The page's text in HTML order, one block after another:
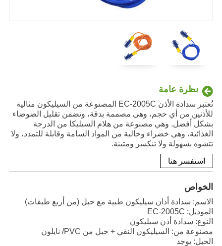
نظرة عامة
تُعتبر سدادة الأذن EC-2005C المصنوعة من السيليكون مثالية
للأذنين من أي حجم، وهي مصممة بدقة، وتضمن تقليل الضوضاء
بشكل أفضل. وهي مصنوعة من هلام السيليكا من الدرجة
الغذائية، وهي خضراء وخالية من المواد السامة وقابلة للتمدد، ولا
تتشوه بسهولة ولا تنكسر ومتينة.
استفسر هنا
الخواص
الاسم: سدادة أذان سيليكون طبية مع حبل (من أربع طبقات)
الموديل: EC-2005C
النوع: سدادة أذن سيليكون
مصنوعة من: السيليكون النقي + حبل من PVC/ نايلون
الحبل: يوجد